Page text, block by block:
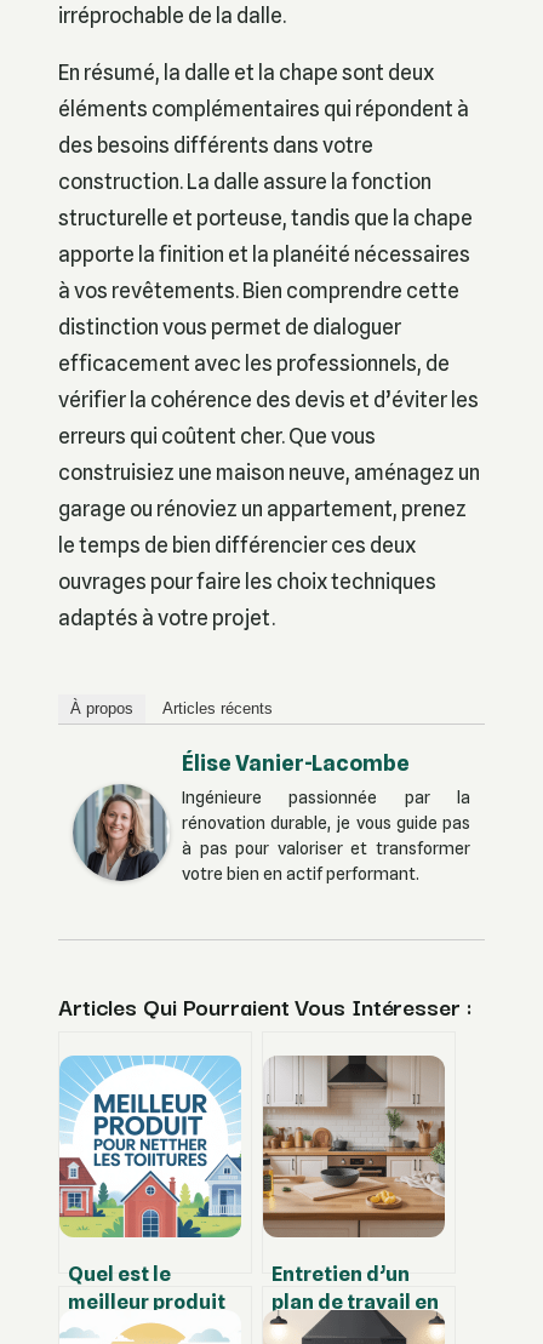
irréprochable de la dalle.
En résumé, la dalle et la chape sont deux
éléments complémentaires qui répondent à
des besoins différents dans votre
construction. La dalle assure la fonction
structurelle et porteuse, tandis que la chape
apporte la finition et la planéité nécessaires
à vos revêtements. Bien comprendre cette
distinction vous permet de dialoguer
efficacement avec les professionnels, de
vérifier la cohérence des devis et d’éviter les
erreurs qui coûtent cher. Que vous
construisiez une maison neuve, aménagez un
garage ou rénoviez un appartement, prenez
le temps de bien différencier ces deux
ouvrages pour faire les choix techniques
adaptés à votre projet.
À propos Articles récents
Élise Vanier-Lacombe
Ingénieure passionnée par la
rénovation durable, je vous guide pas
à pas pour valoriser et transformer
votre bien en actif performant.
Articles Qui Pourraient Vous Intéresser :
Quel est le
meilleur produit
pour nettoyer les
Entretien d’un
plan de travail en
bois : gestes